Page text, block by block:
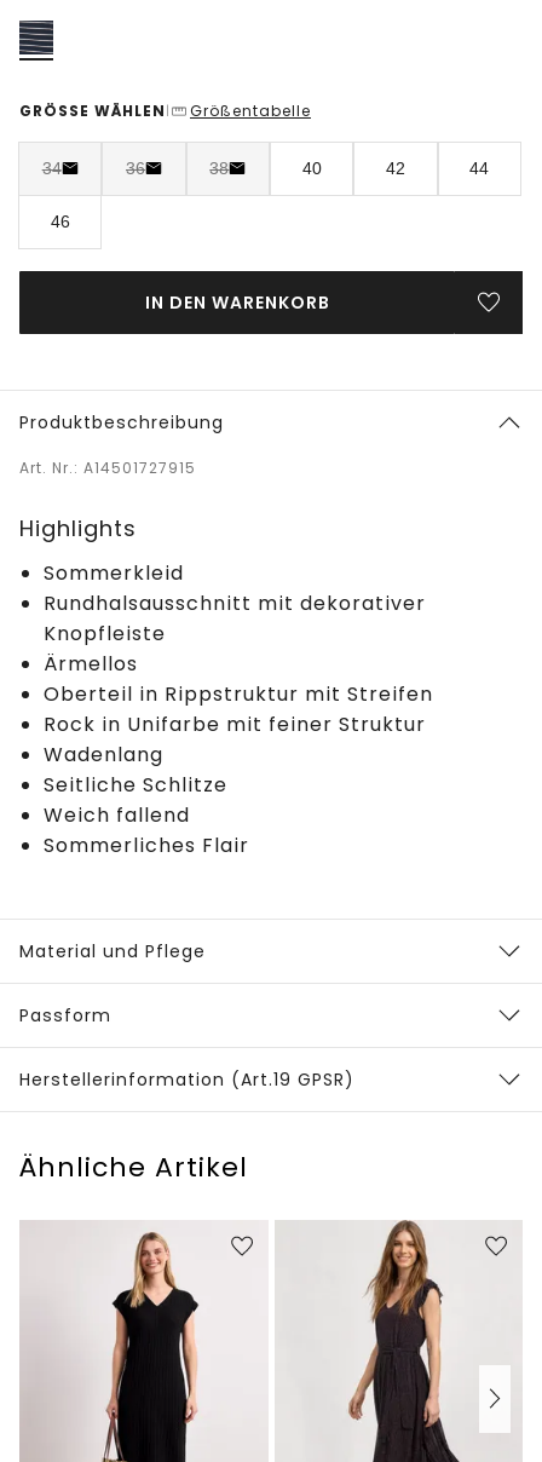
GRÖSSE WÄHLEN | Größentabelle
34 36 38 40 42 44
46
IN DEN WARENKORB
Produktbeschreibung
Art. Nr.: A14501727915
Highlights
Sommerkleid
Rundhalsausschnitt mit dekorativer
Knopfleiste
Ärmellos
Oberteil in Rippstruktur mit Streifen
Rock in Unifarbe mit feiner Struktur
Wadenlang
Seitliche Schlitze
Weich fallend
Sommerliches Flair
Material und Pflege
Passform
Herstellerinformation (Art.19 GPSR)
Ähnliche Artikel